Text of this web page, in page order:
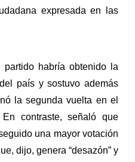
expresada en las
habría obtenido la
país y sostuvo además
la segunda vuelta en el
contraste, señaló que
una mayor votación
dijo, genera “desazón” y